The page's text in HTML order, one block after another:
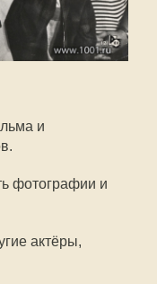
и
фотографии и
актёры,